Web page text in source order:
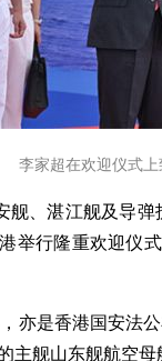
李家超在欢迎仪式上
、湛江舰及导
行隆重欢迎
亦是香港国安
舰山东舰航空